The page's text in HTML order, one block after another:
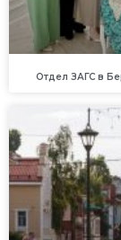
Отдел ЗАГС в